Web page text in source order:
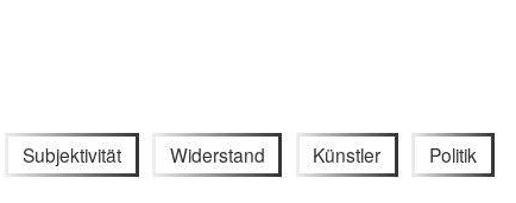
Subjektivität Widerstand Künstler Politik